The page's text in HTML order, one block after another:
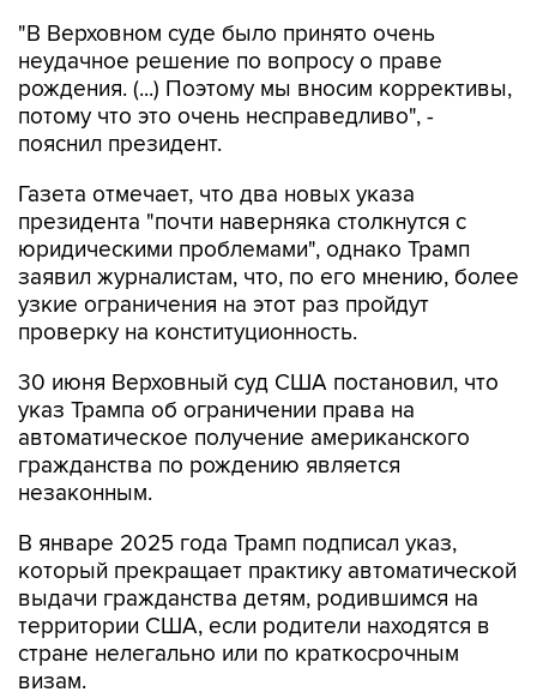
"В Верховном суде было принято очень
неудачное решение по вопросу о праве
рождения. (...) Поэтому мы вносим коррективы,
потому что это очень несправедливо", -
пояснил президент.
Газета отмечает, что два новых указа
президента "почти наверняка столкнутся с
юридическими проблемами", однако Трамп
заявил журналистам, что, по его мнению, более
узкие ограничения на этот раз пройдут
проверку на конституционность.
30 июня Верховный суд США постановил, что
указ Трампа об ограничении права на
автоматическое получение американского
гражданства по рождению является
незаконным.
В январе 2025 года Трамп подписал указ,
который прекращает практику автоматической
выдачи гражданства детям, родившимся на
территории США, если родители находятся в
стране нелегально или по краткосрочным
визам.